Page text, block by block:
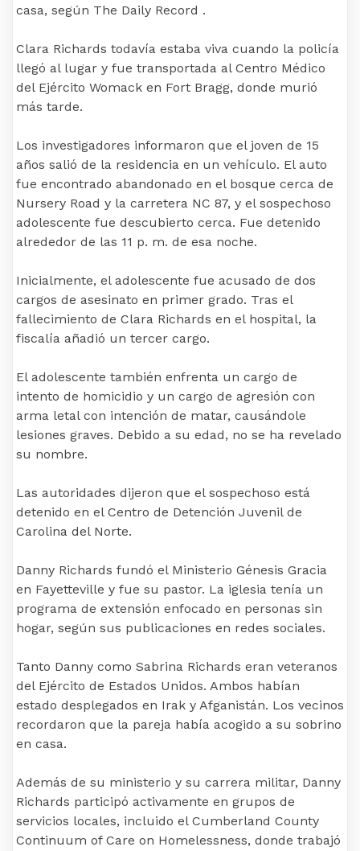
casa, según The Daily Record .
Clara Richards todavía estaba viva cuando la policía
llegó al lugar y fue transportada al Centro Médico
del Ejército Womack en Fort Bragg, donde murió
más tarde.
Los investigadores informaron que el joven de 15
años salió de la residencia en un vehículo. El auto
fue encontrado abandonado en el bosque cerca de
Nursery Road y la carretera NC 87, y el sospechoso
adolescente fue descubierto cerca. Fue detenido
alrededor de las 11 p. m. de esa noche.
Inicialmente, el adolescente fue acusado de dos
cargos de asesinato en primer grado. Tras el
fallecimiento de Clara Richards en el hospital, la
fiscalía añadió un tercer cargo.
El adolescente también enfrenta un cargo de
intento de homicidio y un cargo de agresión con
arma letal con intención de matar, causándole
lesiones graves. Debido a su edad, no se ha revelado
su nombre.
Las autoridades dijeron que el sospechoso está
detenido en el Centro de Detención Juvenil de
Carolina del Norte.
Danny Richards fundó el Ministerio Génesis Gracia
en Fayetteville y fue su pastor. La iglesia tenía un
programa de extensión enfocado en personas sin
hogar, según sus publicaciones en redes sociales.
Tanto Danny como Sabrina Richards eran veteranos
del Ejército de Estados Unidos. Ambos habían
estado desplegados en Irak y Afganistán. Los vecinos
recordaron que la pareja había acogido a su sobrino
en casa.
Además de su ministerio y su carrera militar, Danny
Richards participó activamente en grupos de
servicios locales, incluido el Cumberland County
Continuum of Care on Homelessness, donde trabajó